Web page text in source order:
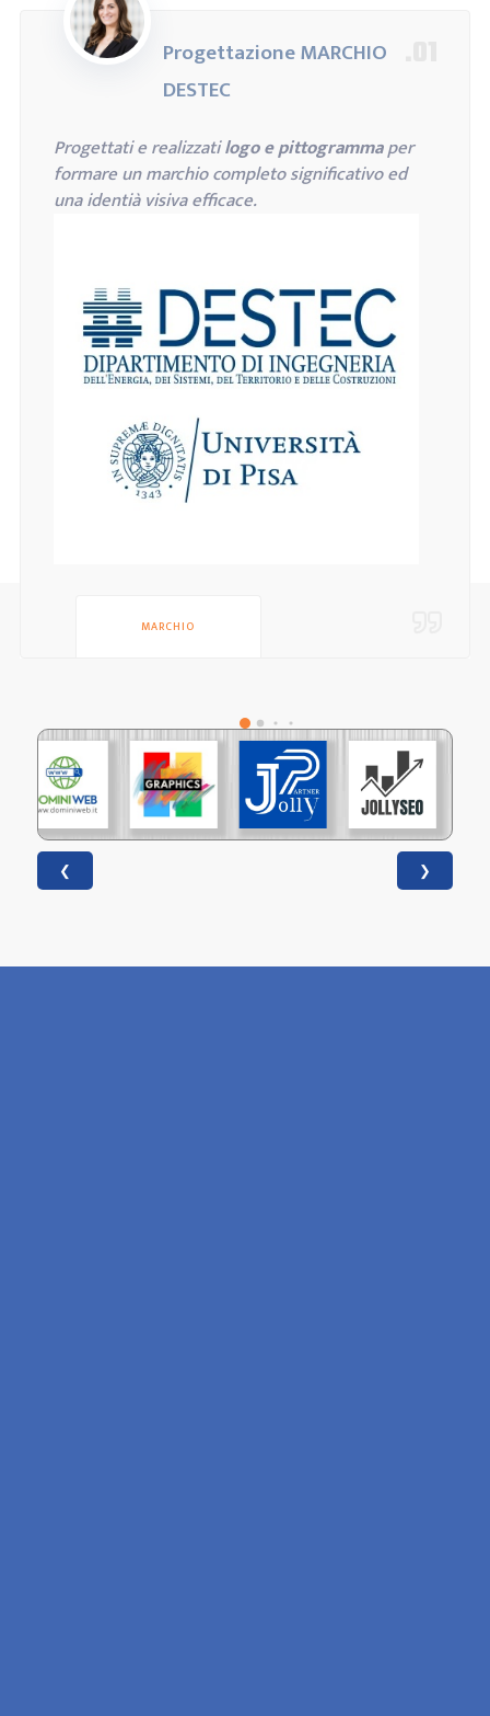
Progettazione MARCHIO
DESTEC
Progettati e realizzatilogo e pittogrammaper
formare un marchio completo significativo ed
una identià visiva efficace.
MARCHIO
❮ ❯